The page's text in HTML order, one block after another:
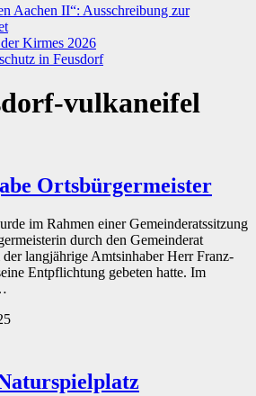
Aachen II“: Ausschreibung zur
Kirmes 2026
in Feusdorf
vulkaneifel
Ortsbürgermeister
im Rahmen einer Gemeinderatssitzung
durch den Gemeinderat
der langjährige Amtsinhaber Herr Franz-
Entpflichtung gebeten hatte. Im